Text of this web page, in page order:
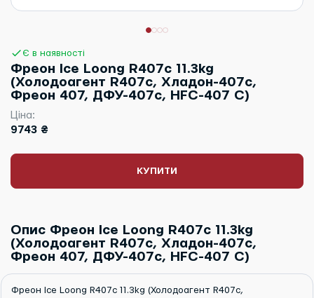
Є в наявності
Фреон Ice Loong R407c 11.3kg
(Холодоагент R407c, Хладон-407c,
Фреон 407, ДФУ-407c, HFC-407 С)
Ціна:
9743 ₴
КУПИТИ
Опис Фреон Ice Loong R407c 11.3kg
(Холодоагент R407c, Хладон-407c,
Фреон 407, ДФУ-407c, HFC-407 С)
Фреон Ice Loong R407c 11.3kg (Холодоагент R407c,